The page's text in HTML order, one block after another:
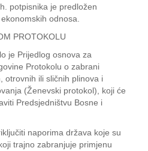
potpisnika je predložen
odnosa.
PROTOKOLU
je Prijedlog osnova za
Protokolu o zabrani
otrovnih ili sličnih plinova i
(Ženevski protokol), koji će
Predsjedništvu Bosne i
naporima država koje su
trajno zabranjuje primjenu